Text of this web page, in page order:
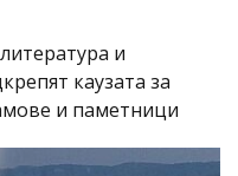
и
каузата за
и паметници